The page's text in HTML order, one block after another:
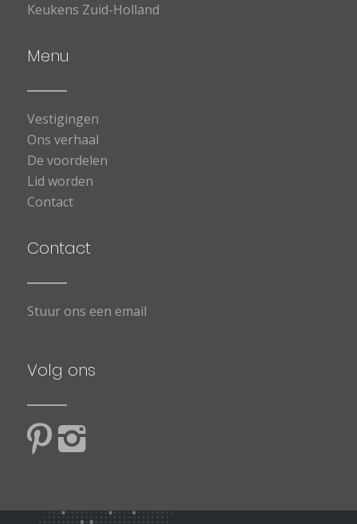
Keukens Zuid-Holland
Menu
Vestigingen
Ons verhaal
De voordelen
Lid worden
Contact
Contact
Stuur ons een email
Volg ons